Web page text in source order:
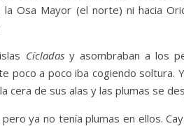
la Osa Mayor (el norte) ni hacia
Cícladasy asombraban a los
poco a poco iba cogiendo
cera de sus alas y las plumas se
ya no tenía plumas en ellos.